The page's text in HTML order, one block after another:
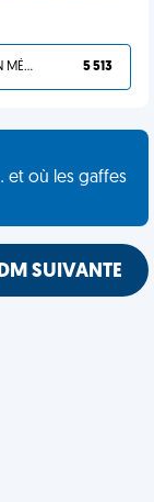
TU L'AS BIEN MÉRITÉ 5 513
et où les gaffes
SUIVANTE